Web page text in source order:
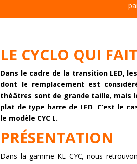
LE CYCLO QUI
Dans le cadre de la transition LED,
dont le remplacement est
théâtres sont de grande taille, mais
plat de type barre de LED. C’est le
le modèle CYC L.
PRÉSENTATION
Dans la gamme KL CYC, nous